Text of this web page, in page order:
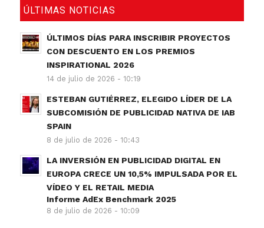
ÚLTIMAS NOTICIAS
ÚLTIMOS DÍAS PARA INSCRIBIR PROYECTOS
CON DESCUENTO EN LOS PREMIOS
INSPIRATIONAL 2026
14 de julio de 2026 - 10:19
ESTEBAN GUTIÉRREZ, ELEGIDO LÍDER DE LA
SUBCOMISIÓN DE PUBLICIDAD NATIVA DE IAB
SPAIN
8 de julio de 2026 - 10:43
LA INVERSIÓN EN PUBLICIDAD DIGITAL EN
EUROPA CRECE UN 10,5% IMPULSADA POR EL
VÍDEO Y EL RETAIL MEDIA
Informe AdEx Benchmark 2025
8 de julio de 2026 - 10:09